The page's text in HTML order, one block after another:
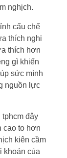
nghịch.
cấu chế
thích nghi
thích hơn
gì khiến
sức mình
nguồn lực
tphcm đây
cao to hơn
kiên cầm
khoản của